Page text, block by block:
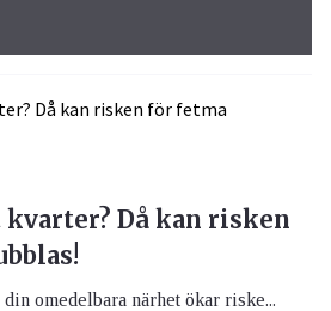
Då kan risken
omedelbara närhet ökar riske...